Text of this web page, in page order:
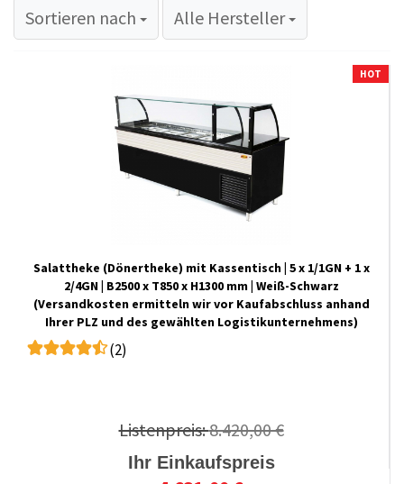
Sortieren nach
Sortieren nach Alle Hersteller
HOT
Salattheke (Dönertheke) mit Kassentisch | 5 x 1/1GN + 1 x
2/4GN | B2500 x T850 x H1300 mm | Weiß-Schwarz
(Versandkosten ermitteln wir vor Kaufabschluss anhand
Ihrer PLZ und des gewählten Logistikunternehmens)
(2)
Listenpreis:8.420,00 €
Ihr Einkaufspreis